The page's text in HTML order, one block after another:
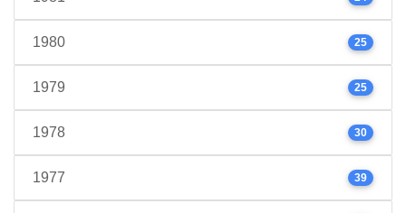
1980 25
1979 25
1978 30
1977 39